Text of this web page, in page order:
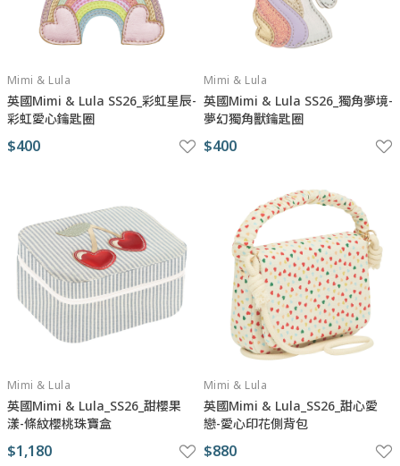
Mimi & Lula
英國Mimi & Lula SS26_彩虹星辰-
彩虹愛心鑰匙圈
$400
Mimi & Lula
英國Mimi & Lula SS26_獨角夢境-
夢幻獨角獸鑰匙圈
$400
Mimi & Lula
英國Mimi & Lula_SS26_甜櫻果
漾-條紋櫻桃珠寶盒
$1,180
Mimi & Lula
英國Mimi & Lula_SS26_甜心愛
戀-愛心印花側背包
$880